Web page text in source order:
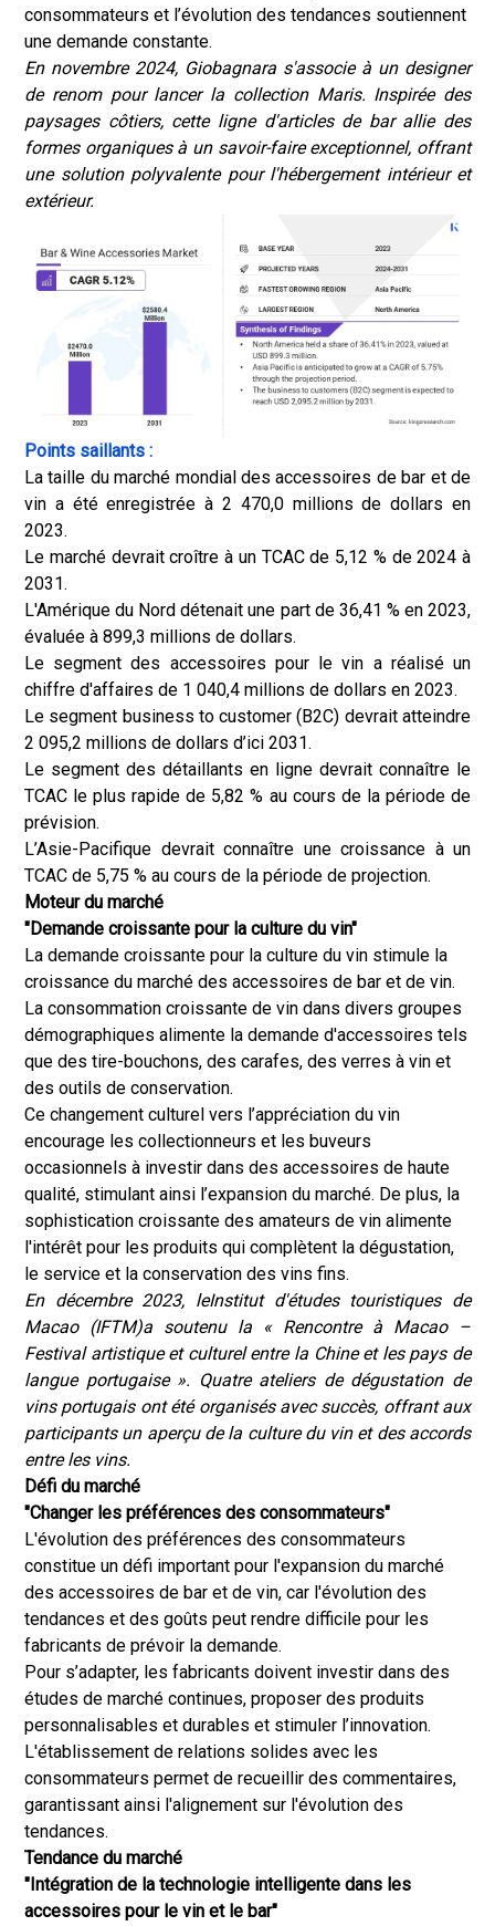
consommateurs et l’évolution des tendances soutiennent
une demande constante.
En novembre 2024, Giobagnara s'associe à un designer
de renom pour lancer la collection Maris. Inspirée des
paysages côtiers, cette ligne d'articles de bar allie des
formes organiques à un savoir-faire exceptionnel, offrant
une solution polyvalente pour l'hébergement intérieur et
extérieur.
Points saillants :
La taille du marché mondial des accessoires de bar et de
vin a été enregistrée à 2 470,0 millions de dollars en
2023.
Le marché devrait croître à un TCAC de 5,12 % de 2024 à
2031.
L'Amérique du Nord détenait une part de 36,41 % en 2023,
évaluée à 899,3 millions de dollars.
Le segment des accessoires pour le vin a réalisé un
chiffre d'affaires de 1 040,4 millions de dollars en 2023.
Le segment business to customer (B2C) devrait atteindre
2 095,2 millions de dollars d’ici 2031.
Le segment des détaillants en ligne devrait connaître le
TCAC le plus rapide de 5,82 % au cours de la période de
prévision.
L’Asie-Pacifique devrait connaître une croissance à un
TCAC de 5,75 % au cours de la période de projection.
Moteur du marché
"Demande croissante pour la culture du vin"
La demande croissante pour la culture du vin stimule la
croissance du marché des accessoires de bar et de vin.
La consommation croissante de vin dans divers groupes
démographiques alimente la demande d'accessoires tels
que des tire-bouchons, des carafes, des verres à vin et
des outils de conservation.
Ce changement culturel vers l’appréciation du vin
encourage les collectionneurs et les buveurs
occasionnels à investir dans des accessoires de haute
qualité, stimulant ainsi l’expansion du marché. De plus, la
sophistication croissante des amateurs de vin alimente
l'intérêt pour les produits qui complètent la dégustation,
le service et la conservation des vins fins.
En décembre 2023, leInstitut d'études touristiques de
Macao (IFTM)a soutenu la « Rencontre à Macao –
Festival artistique et culturel entre la Chine et les pays de
langue portugaise ». Quatre ateliers de dégustation de
vins portugais ont été organisés avec succès, offrant aux
participants un aperçu de la culture du vin et des accords
entre les vins.
Défi du marché
"Changer les préférences des consommateurs"
L'évolution des préférences des consommateurs
constitue un défi important pour l'expansion du marché
des accessoires de bar et de vin, car l'évolution des
tendances et des goûts peut rendre difficile pour les
fabricants de prévoir la demande.
Pour s’adapter, les fabricants doivent investir dans des
études de marché continues, proposer des produits
personnalisables et durables et stimuler l’innovation.
L'établissement de relations solides avec les
consommateurs permet de recueillir des commentaires,
garantissant ainsi l'alignement sur l'évolution des
tendances.
Tendance du marché
"Intégration de la technologie intelligente dans les
accessoires pour le vin et le bar"